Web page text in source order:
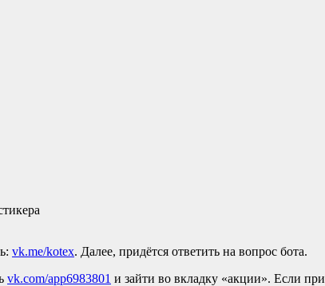
vk.me/kotex. Далее, придётся ответить на вопрос бота.
vk.com/app6983801 и зайти во вкладку «акции». Если